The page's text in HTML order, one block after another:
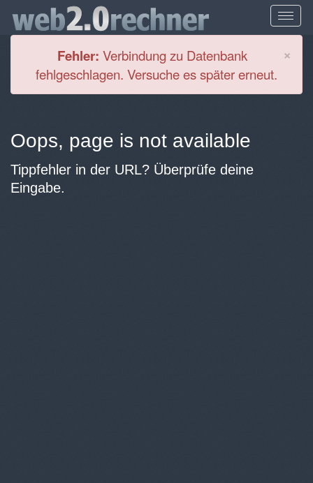
×
Fehler: Verbindung zu Datenbank
fehlgeschlagen. Versuche es später erneut.
Oops, page is not available
Tippfehler in der URL? Überprüfe deine
Eingabe.